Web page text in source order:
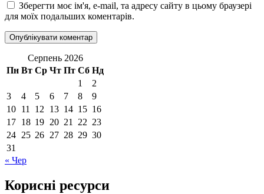
Зберегти моє ім'я, e-mail, та адресу сайту в цьому браузері
для моїх подальших коментарів.
Серпень 2026
Пн Вт Ср Чт Пт Сб Нд
1
2
3
4 5 6 7 8
9
10 11 12 13 14 15 16
17 18 19 20 21 22 23
24 25 26 27 28 29 30
31
« Чер
Корисні ресурси